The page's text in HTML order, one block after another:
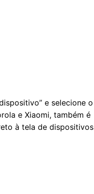
e selecione o
e Xiaomi, também é
à tela de dispositivos